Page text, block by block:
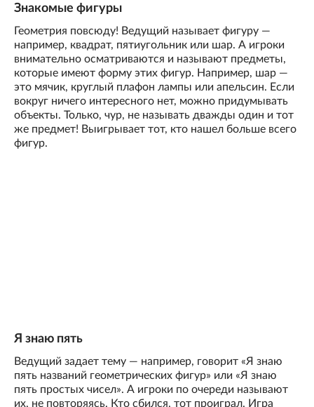
Знакомые фигуры
Геометрия повсюду! Ведущий называет фигуру —
например, квадрат, пятиугольник или шар. А игроки
внимательно осматриваются и называют предметы,
которые имеют форму этих фигур. Например, шар —
это мячик, круглый плафон лампы или апельсин. Если
вокруг ничего интересного нет, можно придумывать
объекты. Только, чур, не называть дважды один и тот
же предмет! Выигрывает тот, кто нашел больше всего
фигур.
Я знаю пять
Ведущий задает тему — например, говорит «Я знаю
пять названий геометрических фигур» или «Я знаю
пять простых чисел». А игроки по очереди называют
их, не повторяясь. Кто сбился, тот проиграл. Игра